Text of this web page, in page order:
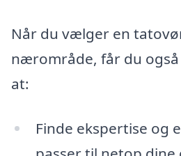
Når du vælger en
nærområde, får du
at:
Finde ekspertise og